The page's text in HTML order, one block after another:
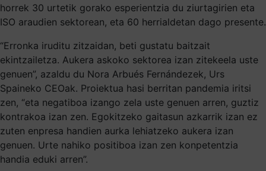
horrek 30 urtetik gorako esperientzia du ziurtagirien eta
ISO araudien sektorean, eta 60 herrialdetan dago presente.
“Erronka iruditu zitzaidan, beti gustatu baitzait
ekintzailetza. Aukera askoko sektorea izan zitekeela uste
genuen”, azaldu du Nora Arbués Fernándezek, Urs
Spaineko CEOak. Proiektua hasi berritan pandemia iritsi
zen, “eta negatiboa izango zela uste genuen arren, guztiz
kontrakoa izan zen. Egokitzeko gaitasun azkarrik izan ez
zuten enpresa handien aurka lehiatzeko aukera izan
genuen. Urte nahiko positiboa izan zen konpetentzia
handia eduki arren”.